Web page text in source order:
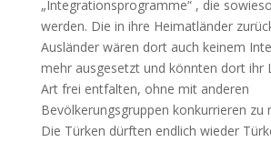
„Integrationsprogramme“ , die
werden. Die in ihre Heimatländer
Ausländer wären dort auch keinem
mehr ausgesetzt und könnten dort ihr
Art frei entfalten, ohne mit anderen
Bevölkerungsgruppen konkurrieren zu
Die Türken dürften endlich wieder